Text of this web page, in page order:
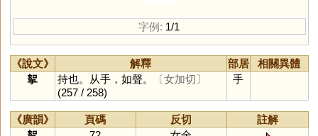
字例: 1/1
《說文》 解釋 部居
相關異體
挐
持也。从手，如聲。
〔女加切〕
(257 / 258)
手
《廣韻》 頁碼 反切
註解